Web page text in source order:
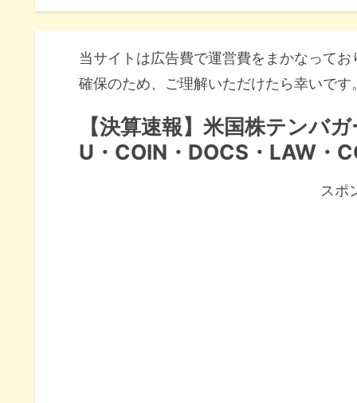
当サイトは広告費で運営費をまかなって
確保のため、ご理解いただけたら幸いです
【決算速報】米国株テンバ
U・COIN・DOCS・LAW・
スポ